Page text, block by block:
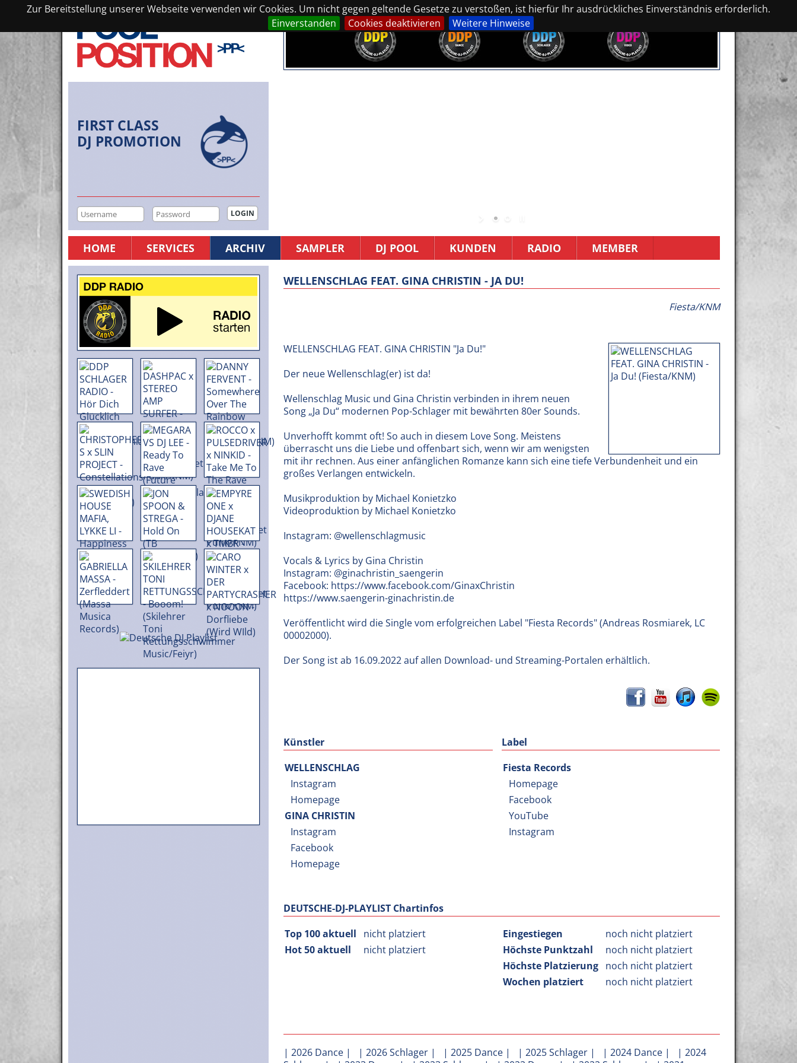
Zur Bereitstellung unserer Webseite verwenden wir Cookies. Um nicht gegen geltende Gesetze zu verstoßen, ist hierfür Ihr ausdrückliches Einverständnis erforderlich.
Einverstanden
Cookies deaktivieren Weitere Hinweise
FIRST CLASS
DJ PROMOTION
HOME SERVICES ARCHIV SAMPLER DJ POOL KUNDEN RADIO MEMBER
WELLENSCHLAG FEAT. GINA CHRISTIN - JA DU!
Fiesta/KNM
WELLENSCHLAG FEAT. GINA CHRISTIN "Ja Du!"
Der neue Wellenschlag(er) ist da!
Wellenschlag Music und Gina Christin verbinden in ihrem neuen
Song „Ja Du“ modernen Pop-Schlager mit bewährten 80er Sounds.
Unverhofft kommt oft! So auch in diesem Love Song. Meistens
überrascht uns die Liebe und offenbart sich, wenn wir am wenigsten
mit ihr rechnen. Aus einer anfänglichen Romanze kann sich eine tiefe Verbundenheit und ein
großes Verlangen entwickeln.
Musikproduktion by Michael Konietzko
Videoproduktion by Michael Konietzko
Instagram: @wellenschlagmusic
Vocals & Lyrics by Gina Christin
Instagram: @ginachristin_saengerin
Facebook: https://www.facebook.com/GinaxChristin
https://www.saengerin-ginachristin.de
Veröffentlicht wird die Single vom erfolgreichen Label "Fiesta Records" (Andreas Rosmiarek, LC
00002000).
Der Song ist ab 16.09.2022 auf allen Download- und Streaming-Portalen erhältlich.
Künstler
WELLENSCHLAG
Instagram
Homepage
GINA CHRISTIN
Instagram
Facebook
Homepage
Label
Fiesta Records
Homepage
Facebook
YouTube
Instagram
DEUTSCHE-DJ-PLAYLIST Chartinfos
Top 100 aktuell
nicht platziert
Hot 50 aktuell
nicht platziert
Eingestiegen
noch nicht platziert
Höchste Punktzahl
noch nicht platziert
Höchste Platzierung noch nicht platziert
Wochen platziert
noch nicht platziert
| 2026 Dance | | 2026 Schlager | | 2025 Dance | | 2025 Schlager | | 2024 Dance | | 2024